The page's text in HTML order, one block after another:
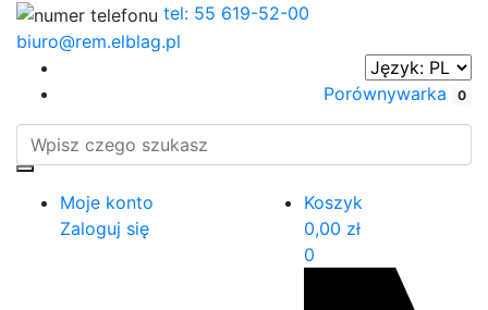
tel: 55 619-52-00
biuro@rem.elblag.pl
Porównywarka 0
Moje konto
Zaloguj się
Koszyk
0,00 zł
0